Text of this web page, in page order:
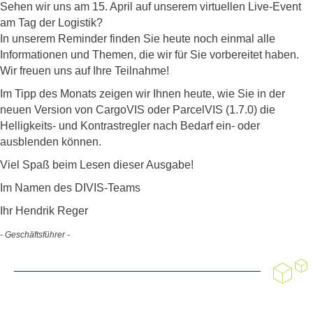
Sehen wir uns am 15. April auf unserem virtuellen Live-Event
am Tag der Logistik?
In unserem Reminder finden Sie heute noch einmal alle
Informationen und Themen, die wir für Sie vorbereitet haben.
Wir freuen uns auf Ihre Teilnahme!
Im Tipp des Monats zeigen wir Ihnen heute, wie Sie in der
neuen Version von CargoVIS oder ParcelVIS (1.7.0) die
Helligkeits- und Kontrastregler nach Bedarf ein- oder
ausblenden können.
Viel Spaß beim Lesen dieser Ausgabe!
Im Namen des DIVIS-Teams
Ihr Hendrik Reger
- Geschäftsführer -